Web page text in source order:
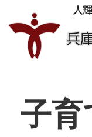
子育